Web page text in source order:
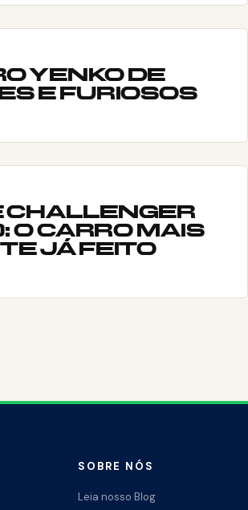
YENKO DE
E FURIOSOS
CHALLENGER
O CARRO MAIS
JÁ FEITO
SOBRE NÓS
Leia nosso Blog